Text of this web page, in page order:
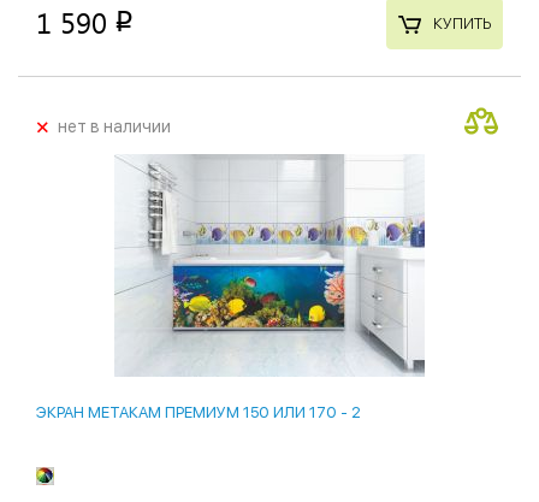
1 590 p КУПИТЬ
+нет в наличии
ЭКРАН МЕТАКАМ ПРЕМИУМ 150 ИЛИ 170 - 2